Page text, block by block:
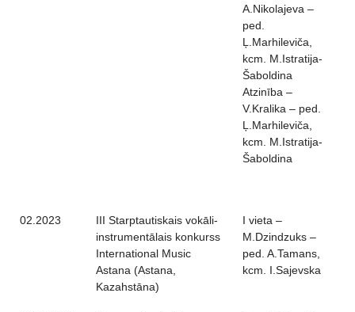
A.Nikolajeva –
ped.
Ļ.Marhileviča,
kcm. M.Istratija-
Šaboldina
Atzinība –
V.Kralika – ped.
Ļ.Marhileviča,
kcm. M.Istratija-
Šaboldina
02.2023
III Starptautiskais vokāli-
instrumentālais konkurss
International Music
Astana (Astana,
Kazahstāna)
I vieta –
M.Dzindzuks –
ped. A.Tamans,
kcm. I.Sajevska